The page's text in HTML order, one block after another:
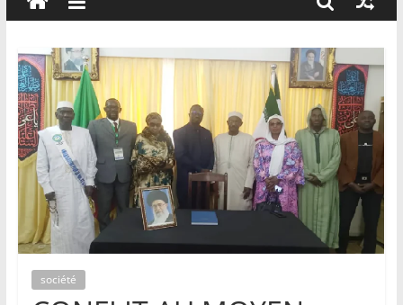
policière contre le narcotrafic
société